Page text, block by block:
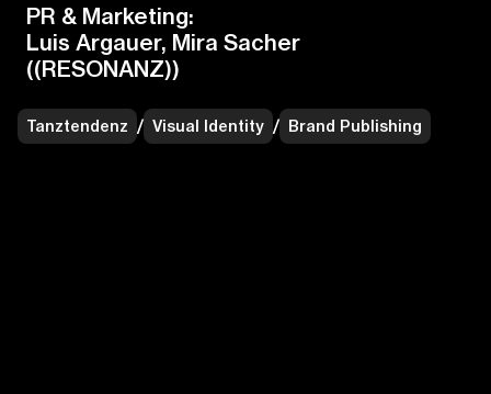
PR & Marketing:
Luis Argauer, Mira Sacher
((RESONANZ))
Tanztendenz / Visual Identity / Brand Publishing